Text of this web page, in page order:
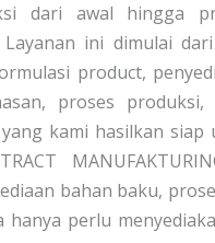
dari awal hingga
Layanan ini dimulai
product,
proses produksi,
kami hasilkan siap
bahan baku,
hanya perlu